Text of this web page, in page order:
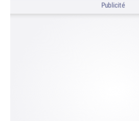
Publicité